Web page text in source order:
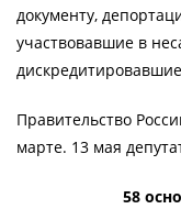
документу,
участвовавшие в
Правительство
марте. 13 мая
58